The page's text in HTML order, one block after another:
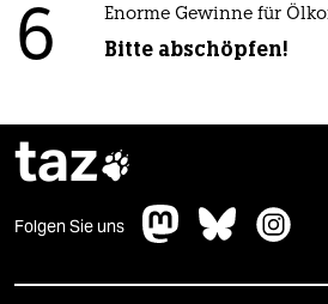
6 Enorme Gewinne für
Bitte abschöpfen!
taz
Folgen Sie uns